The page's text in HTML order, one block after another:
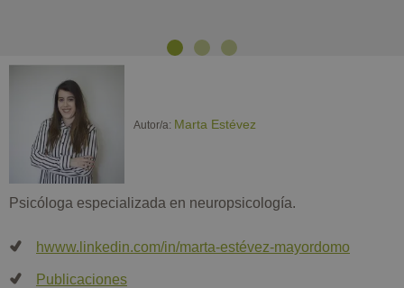
Autor/a: Marta Estévez
Psicóloga especializada en neuropsicología.
hwww.linkedin.com/in/marta-estévez-mayordomo
Publicaciones
Previous
Next